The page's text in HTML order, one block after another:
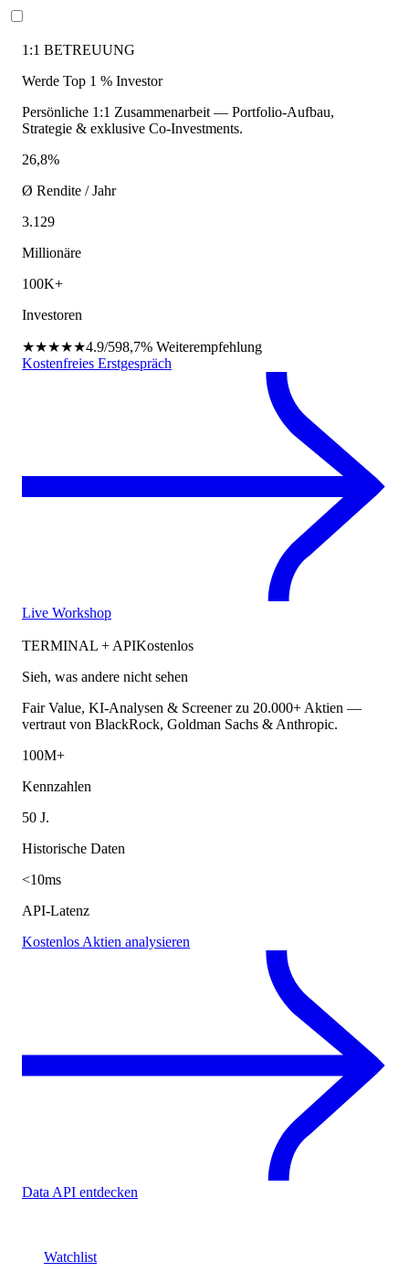
1:1 BETREUUNG
Werde Top 1 % Investor
Persönliche 1:1 Zusammenarbeit — Portfolio-Aufbau,
Strategie & exklusive Co-Investments.
26,8%
Ø Rendite / Jahr
3.129
Millionäre
100K+
Investoren
★★★★★4.9/598,7% Weiterempfehlung
Kostenfreies Erstgespräch
Live Workshop
TERMINAL + APIKostenlos
Sieh, was andere nicht sehen
Fair Value, KI-Analysen & Screener zu 20.000+ Aktien —
vertraut von BlackRock, Goldman Sachs & Anthropic.
100M+
Kennzahlen
50 J.
Historische Daten
<10ms
API-Latenz
Kostenlos Aktien analysieren
Data API entdecken
Watchlist